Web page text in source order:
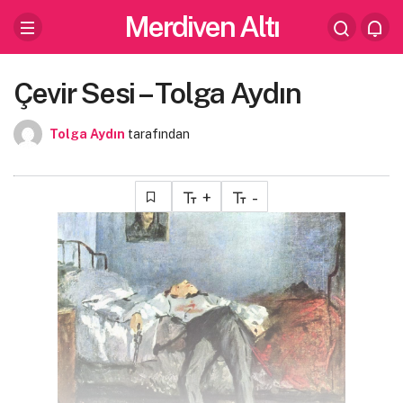
Merdiven Altı
Çevir Sesi – Tolga Aydın
Tolga Aydın tarafından
+ -